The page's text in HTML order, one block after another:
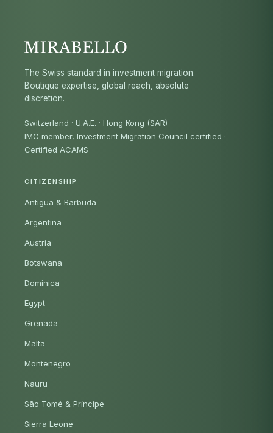
The Swiss standard in investment migration.
Boutique expertise, global reach, absolute
discretion.
Switzerland · U.A.E. · Hong Kong (SAR)
IMC member, Investment Migration Council certified ·
Certified ACAMS
CITIZENSHIP
Antigua & Barbuda
Argentina
Austria
Botswana
Dominica
Egypt
Grenada
Malta
Montenegro
Nauru
São Tomé & Príncipe
Sierra Leone